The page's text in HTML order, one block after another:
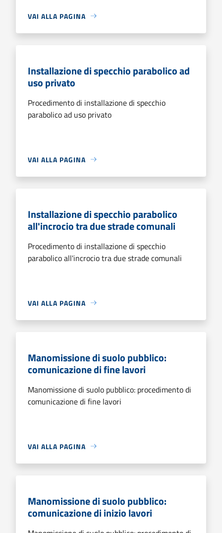
VAI ALLA PAGINA
Installazione di specchio parabolico ad
uso privato
Procedimento di installazione di specchio
parabolico ad uso privato
VAI ALLA PAGINA
Installazione di specchio parabolico
all'incrocio tra due strade comunali
Procedimento di installazione di specchio
parabolico all'incrocio tra due strade comunali
VAI ALLA PAGINA
Manomissione di suolo pubblico:
comunicazione di fine lavori
Manomissione di suolo pubblico: procedimento di
comunicazione di fine lavori
VAI ALLA PAGINA
Manomissione di suolo pubblico:
comunicazione di inizio lavori